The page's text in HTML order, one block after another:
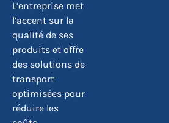
L’entreprise met
l’accent sur la
qualité de ses
produits et offre
des solutions de
transport
optimisées pour
réduire les